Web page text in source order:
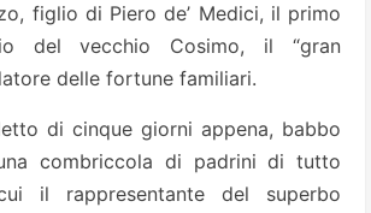
figlio di Piero de’ Medici, il primo
del vecchio Cosimo, il “gran
delle fortune familiari.
di cinque giorni appena, babbo
combriccola di padrini di tutto
il rappresentante del superbo